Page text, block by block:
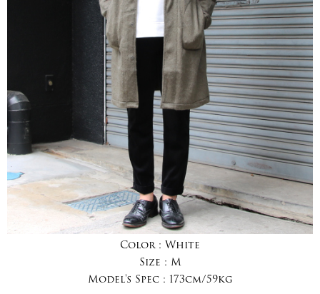
Color : White
Size : M
Model's Spec : 173cm/59kg